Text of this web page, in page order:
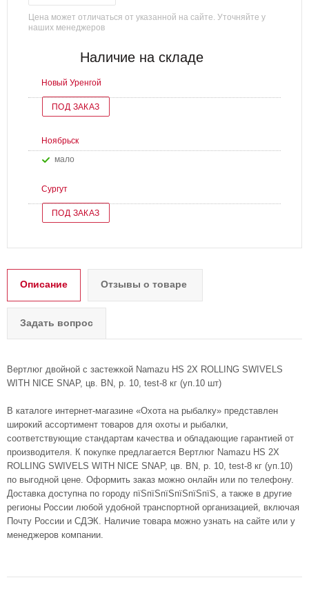
Цена может отличаться от указанной на сайте. Уточняйте у
наших менеджеров
Наличие на складе
Новый Уренгой
ПОД ЗАКАЗ
Ноябрьск
Мало
Сургут
ПОД ЗАКАЗ
Описание Отзывы о товаре
Задать вопрос
Вертлюг двойной с застежкой Namazu HS 2X ROLLING SWIVELS
WITH NICE SNAP, цв. BN, р. 10, test-8 кг (уп.10 шт)
В каталоге интернет-магазине «Охота на рыбалку» представлен
широкий ассортимент товаров для охоты и рыбалки,
соответствующие стандартам качества и обладающие гарантией от
производителя. К покупке предлагается Вертлюг Namazu HS 2X
ROLLING SWIVELS WITH NICE SNAP, цв. BN, р. 10, test-8 кг (уп.10)
по выгодной цене. Оформить заказ можно онлайн или по телефону.
Доставка доступна по городу пїЅпїЅпїЅпїЅпїЅпїЅ, а также в другие
регионы России любой удобной транспортной организацией, включая
Почту России и СДЭК. Наличие товара можно узнать на сайте или у
менеджеров компании.